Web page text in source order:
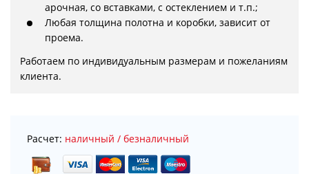
арочная, со вставками, с остеклением и т.п.;
Любая толщина полотна и коробки, зависит от
проема.
Работаем по индивидуальным размерам и пожеланиям
клиента.
Расчет: наличный / безналичный